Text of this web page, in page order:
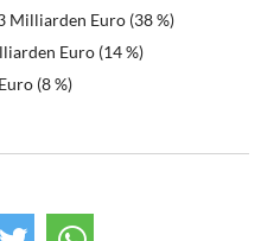
Milliarden Euro (38 %)
Euro (14 %)
(8 %)